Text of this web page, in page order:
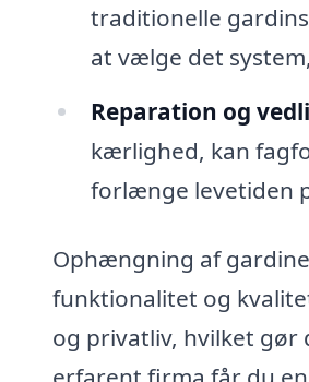
traditionelle
at vælge det
Reparation og
kærlighed, kan
forlænge levetiden
Ophængning af
funktionalitet og
og privatliv, hvilket gør